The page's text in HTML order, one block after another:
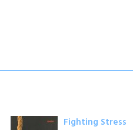
Fighting Stress